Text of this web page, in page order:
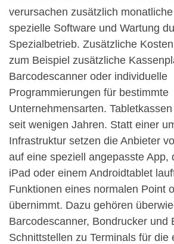
verursachen zusätzlich
spezielle Software und Wartung
Spezialbetrieb. Zusätzliche
zum Beispiel zusätzliche
Barcodescanner oder individuelle
Programmierungen für bestimmte
Unternehmensarten.
seit wenigen Jahren. Statt einer
Infrastruktur setzen die Anbieter
auf eine speziell angepasste App,
iPad oder einem Androidtablet
Funktionen eines normalen Point
übernimmt. Dazu gehören
Barcodescanner, Bondrucker und
Schnittstellen zu Terminals für die